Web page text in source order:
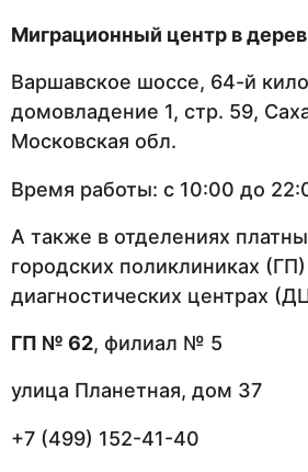
Миграционный центр в
Варшавское шоссе, 64-й
домовладение 1, стр. 59,
Московская обл.
Время работы: с 10:00 до
А также в отделениях
городских поликлиниках
диагностических центрах
ГП № 62, филиал № 5
улица Планетная, дом 37
+7 (499) 152-41-40